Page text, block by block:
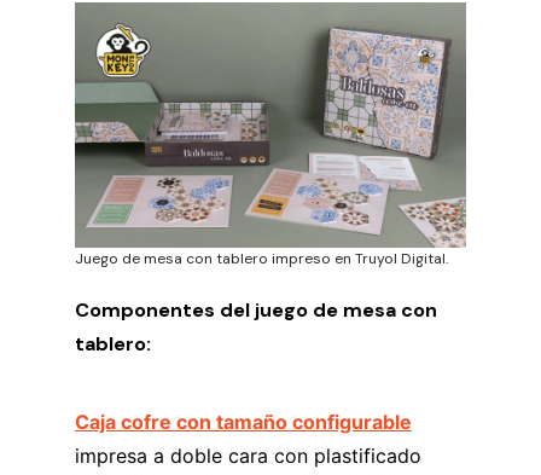
Juego de mesa con tablero impreso en Truyol Digital.
Componentes del juego de mesa con
tablero:
Caja cofre con tamaño configurable
impresa a doble cara con plastificado